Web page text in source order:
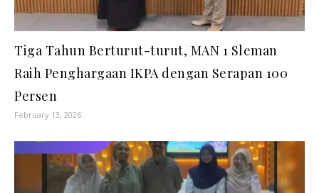
Tiga Tahun Berturut-turut, MAN 1 Sleman
Raih Penghargaan IKPA dengan Serapan 100
Persen
February 13, 2026